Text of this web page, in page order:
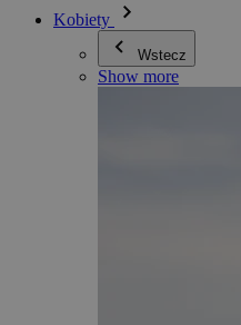
Kobiety
Wstecz
Show more